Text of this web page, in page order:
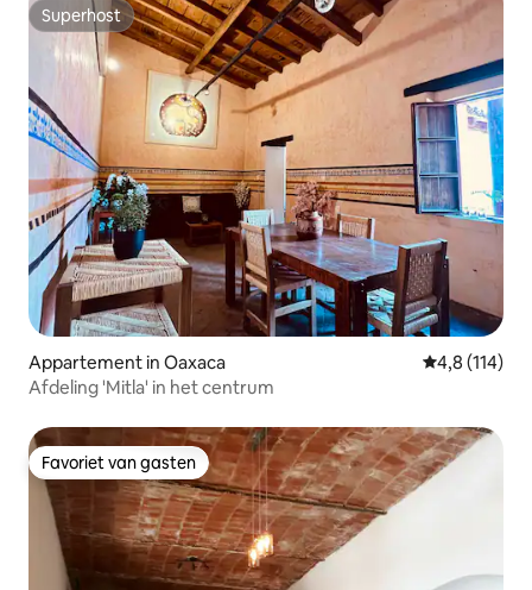
Superhost
Superhost
Appartement in Oaxaca Gemiddelde
4,8 (114)
Afdeling 'Mitla' in het centrum
Favoriet van gasten
Favoriet van gasten